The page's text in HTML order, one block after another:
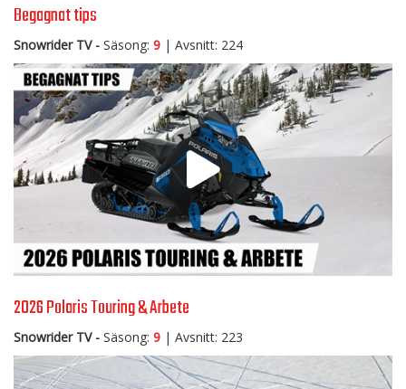
Begagnat tips
Snowrider TV - Säsong: 9 | Avsnitt: 224
2026 Polaris Touring & Arbete
Snowrider TV - Säsong: 9 | Avsnitt: 223